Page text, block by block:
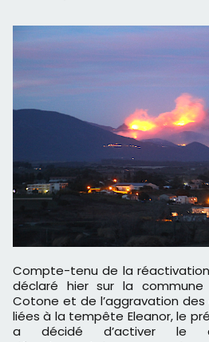
Compte-tenu de la réactivation de l’incendie qui s’est
déclaré hier sur la commune
Cotone et de l’aggravation
liées à la tempête Eleanor, le
a décidé d’activer le